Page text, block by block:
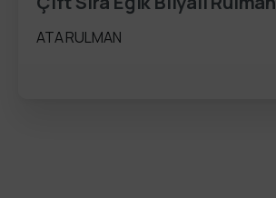
ATA RULMAN